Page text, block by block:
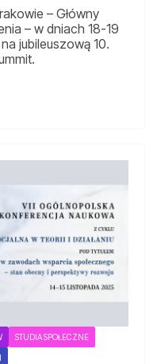
– Główny
– w dniach 18-19
jubileuszową 10.
STUDIA SPOŁECZNE